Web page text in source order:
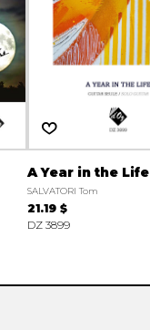
A Year in the Life
SALVATORI Tom
21.19 $
DZ 3899